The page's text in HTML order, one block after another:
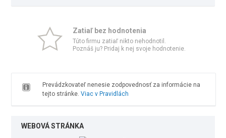
Zatiaľ bez hodnotenia
Túto firmu zatiaľ nikto nehodnotil.
Poznáš ju? Pridaj k nej svoje hodnotenie.
Prevádzkovateľ nenesie zodpovednosť za informácie na
tejto stránke. Viac v Pravidlách
WEBOVÁ STRÁNKA